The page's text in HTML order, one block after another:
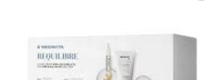
deseos